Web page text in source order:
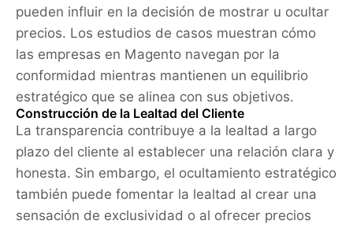
pueden influir en la decisión de mostrar u ocultar
precios. Los estudios de casos muestran cómo
las empresas en Magento navegan por la
conformidad mientras mantienen un equilibrio
estratégico que se alinea con sus objetivos.
Construcción de la Lealtad del Cliente
La transparencia contribuye a la lealtad a largo
plazo del cliente al establecer una relación clara y
honesta. Sin embargo, el ocultamiento estratégico
también puede fomentar la lealtad al crear una
sensación de exclusividad o al ofrecer precios